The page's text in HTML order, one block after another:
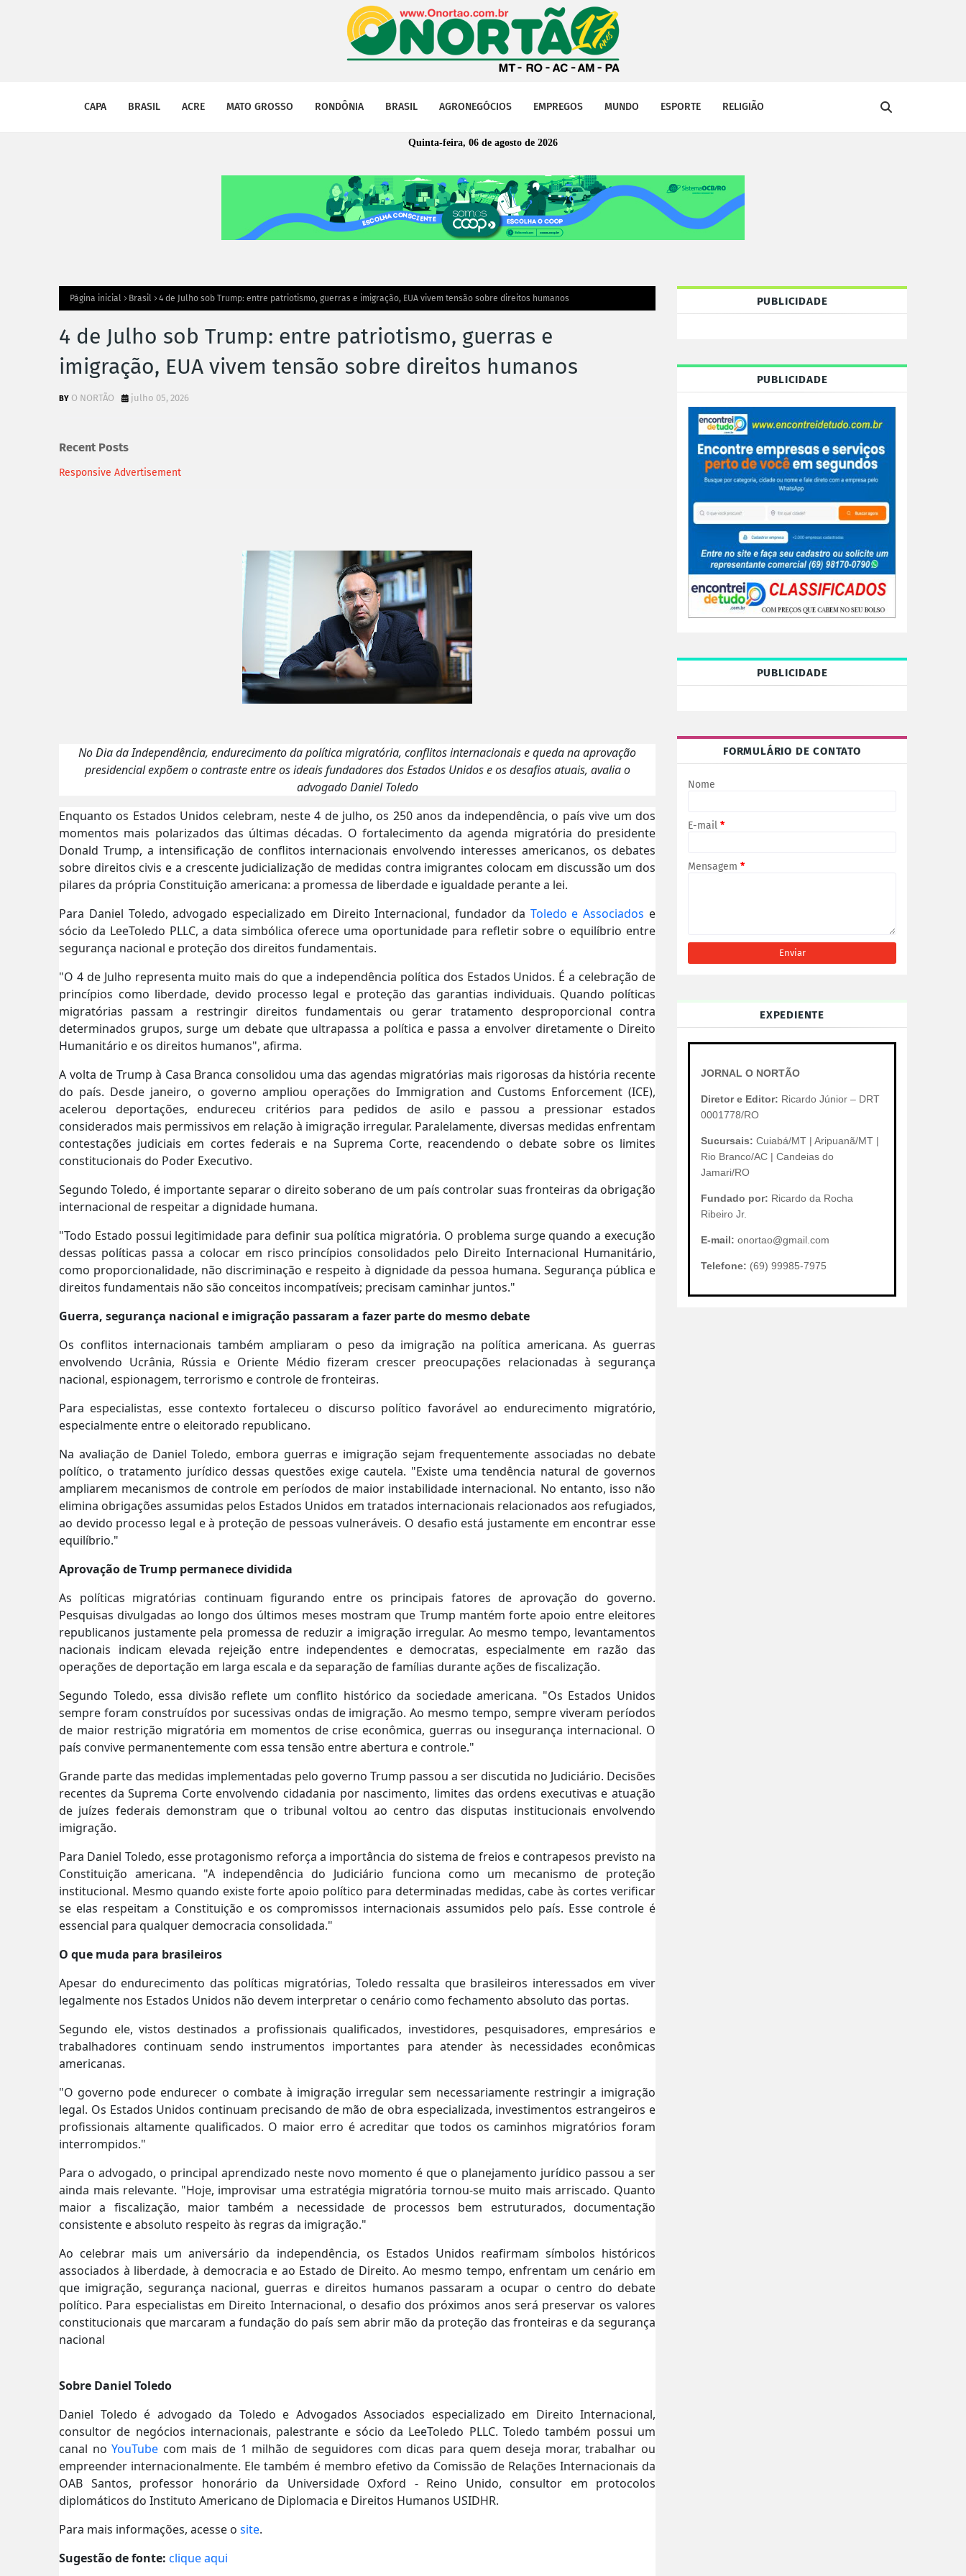
CAPA BRASIL ACRE MATO GROSSO RONDÔNIA BRASIL AGRONEGÓCIOS EMPREGOS MUNDO ESPORTE RELIGIÃO
Quinta-feira, 06 de agosto de 2026
Página inicial Brasil 4 de Julho sob Trump: entre patriotismo, guerras e imigração, EUA vivem tensão sobre direitos humanos
4 de Julho sob Trump: entre patriotismo, guerras e
imigração, EUA vivem tensão sobre direitos humanos
O NORTÃO julho 05, 2026
Recent Posts
Responsive Advertisement
No Dia da Independência, endurecimento da política migratória, conflitos internacionais e queda na aprovação
presidencial expõem o contraste entre os ideais fundadores dos Estados Unidos e os desafios atuais, avalia o
advogado Daniel Toledo
Enquanto os Estados Unidos celebram, neste 4 de julho, os 250 anos da independência, o país vive um dos
momentos mais polarizados das últimas décadas. O fortalecimento da agenda migratória do presidente
Donald Trump, a intensificação de conflitos internacionais envolvendo interesses americanos, os debates
sobre direitos civis e a crescente judicialização de medidas contra imigrantes colocam em discussão um dos
pilares da própria Constituição americana: a promessa de liberdade e igualdade perante a lei.
Para Daniel Toledo, advogado especializado em Direito Internacional, fundador da Toledo e Associados e
sócio da LeeToledo PLLC, a data simbólica oferece uma oportunidade para refletir sobre o equilíbrio entre
segurança nacional e proteção dos direitos fundamentais.
"O 4 de Julho representa muito mais do que a independência política dos Estados Unidos. É a celebração de
princípios como liberdade, devido processo legal e proteção das garantias individuais. Quando políticas
migratórias passam a restringir direitos fundamentais ou gerar tratamento desproporcional contra
determinados grupos, surge um debate que ultrapassa a política e passa a envolver diretamente o Direito
Humanitário e os direitos humanos", afirma.
A volta de Trump à Casa Branca consolidou uma das agendas migratórias mais rigorosas da história recente
do país. Desde janeiro, o governo ampliou operações do Immigration and Customs Enforcement (ICE),
acelerou deportações, endureceu critérios para pedidos de asilo e passou a pressionar estados
considerados mais permissivos em relação à imigração irregular. Paralelamente, diversas medidas enfrentam
contestações judiciais em cortes federais e na Suprema Corte, reacendendo o debate sobre os limites
constitucionais do Poder Executivo.
Segundo Toledo, é importante separar o direito soberano de um país controlar suas fronteiras da obrigação
internacional de respeitar a dignidade humana.
"Todo Estado possui legitimidade para definir sua política migratória. O problema surge quando a execução
dessas políticas passa a colocar em risco princípios consolidados pelo Direito Internacional Humanitário,
como proporcionalidade, não discriminação e respeito à dignidade da pessoa humana. Segurança pública e
direitos fundamentais não são conceitos incompatíveis; precisam caminhar juntos."
Guerra, segurança nacional e imigração passaram a fazer parte do mesmo debate
Os conflitos internacionais também ampliaram o peso da imigração na política americana. As guerras
envolvendo Ucrânia, Rússia e Oriente Médio fizeram crescer preocupações relacionadas à segurança
nacional, espionagem, terrorismo e controle de fronteiras.
Para especialistas, esse contexto fortaleceu o discurso político favorável ao endurecimento migratório,
especialmente entre o eleitorado republicano.
Na avaliação de Daniel Toledo, embora guerras e imigração sejam frequentemente associadas no debate
político, o tratamento jurídico dessas questões exige cautela. "Existe uma tendência natural de governos
ampliarem mecanismos de controle em períodos de maior instabilidade internacional. No entanto, isso não
elimina obrigações assumidas pelos Estados Unidos em tratados internacionais relacionados aos refugiados,
ao devido processo legal e à proteção de pessoas vulneráveis. O desafio está justamente em encontrar esse
equilíbrio."
Aprovação de Trump permanece dividida
As políticas migratórias continuam figurando entre os principais fatores de aprovação do governo.
Pesquisas divulgadas ao longo dos últimos meses mostram que Trump mantém forte apoio entre eleitores
republicanos justamente pela promessa de reduzir a imigração irregular. Ao mesmo tempo, levantamentos
nacionais indicam elevada rejeição entre independentes e democratas, especialmente em razão das
operações de deportação em larga escala e da separação de famílias durante ações de fiscalização.
Segundo Toledo, essa divisão reflete um conflito histórico da sociedade americana. "Os Estados Unidos
sempre foram construídos por sucessivas ondas de imigração. Ao mesmo tempo, sempre viveram períodos
de maior restrição migratória em momentos de crise econômica, guerras ou insegurança internacional. O
país convive permanentemente com essa tensão entre abertura e controle."
Grande parte das medidas implementadas pelo governo Trump passou a ser discutida no Judiciário. Decisões
recentes da Suprema Corte envolvendo cidadania por nascimento, limites das ordens executivas e atuação
de juízes federais demonstram que o tribunal voltou ao centro das disputas institucionais envolvendo
imigração.
Para Daniel Toledo, esse protagonismo reforça a importância do sistema de freios e contrapesos previsto na
Constituição americana. "A independência do Judiciário funciona como um mecanismo de proteção
institucional. Mesmo quando existe forte apoio político para determinadas medidas, cabe às cortes verificar
se elas respeitam a Constituição e os compromissos internacionais assumidos pelo país. Esse controle é
essencial para qualquer democracia consolidada."
O que muda para brasileiros
Apesar do endurecimento das políticas migratórias, Toledo ressalta que brasileiros interessados em viver
legalmente nos Estados Unidos não devem interpretar o cenário como fechamento absoluto das portas.
Segundo ele, vistos destinados a profissionais qualificados, investidores, pesquisadores, empresários e
trabalhadores continuam sendo instrumentos importantes para atender às necessidades econômicas
americanas.
"O governo pode endurecer o combate à imigração irregular sem necessariamente restringir a imigração
legal. Os Estados Unidos continuam precisando de mão de obra especializada, investimentos estrangeiros e
profissionais altamente qualificados. O maior erro é acreditar que todos os caminhos migratórios foram
interrompidos."
Para o advogado, o principal aprendizado neste novo momento é que o planejamento jurídico passou a ser
ainda mais relevante. "Hoje, improvisar uma estratégia migratória tornou-se muito mais arriscado. Quanto
maior a fiscalização, maior também a necessidade de processos bem estruturados, documentação
consistente e absoluto respeito às regras da imigração."
Ao celebrar mais um aniversário da independência, os Estados Unidos reafirmam símbolos históricos
associados à liberdade, à democracia e ao Estado de Direito. Ao mesmo tempo, enfrentam um cenário em
que imigração, segurança nacional, guerras e direitos humanos passaram a ocupar o centro do debate
político. Para especialistas em Direito Internacional, o desafio dos próximos anos será preservar os valores
constitucionais que marcaram a fundação do país sem abrir mão da proteção das fronteiras e da segurança
nacional
Sobre Daniel Toledo
Daniel Toledo é advogado da Toledo e Advogados Associados especializado em Direito Internacional,
consultor de negócios internacionais, palestrante e sócio da LeeToledo PLLC. Toledo também possui um
canal noYouTube com mais de 1 milhão de seguidores com dicas para quem deseja morar, trabalhar ou
empreender internacionalmente. Ele também é membro efetivo da Comissão de Relações Internacionais da
OAB Santos, professor honorário da Universidade Oxford - Reino Unido, consultor em protocolos
diplomáticos do Instituto Americano de Diplomacia e Direitos Humanos USIDHR.
Para mais informações, acesse o site.
Sugestão de fonte: clique aqui
PUBLICIDADE
PUBLICIDADE
PUBLICIDADE
FORMULÁRIO DE CONTATO
Nome
E-mail *
Mensagem *
EXPEDIENTE
JORNAL O NORTÃO
Diretor e Editor: Ricardo Júnior – DRT
0001778/RO
Sucursais: Cuiabá/MT | Aripuanã/MT |
Rio Branco/AC | Candeias do
Jamari/RO
Fundado por: Ricardo da Rocha
Ribeiro Jr.
E-mail: onortao@gmail.com
Telefone: (69) 99985-7975